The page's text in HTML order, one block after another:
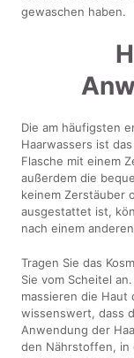
gewaschen haben.
Die am häufigsten
Haarwassers ist
Flasche mit einem
außerdem die
keinem Zerstäuber
ausgestattet ist,
nach einem
Tragen Sie das
Sie vom Scheitel
massieren die Haut
wissenswert, dass
Anwendung der
den Nährstoffen, in